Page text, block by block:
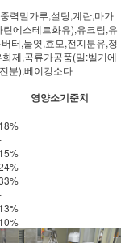
력밀가루,설탕,계란,마가
에스테르화유),유크림,유
터,물엿,효모,전지분유,정
제,곡류가공품(밀:벨기에
분),베이킹소다
영양소기준치
18%
15%
13%
10%